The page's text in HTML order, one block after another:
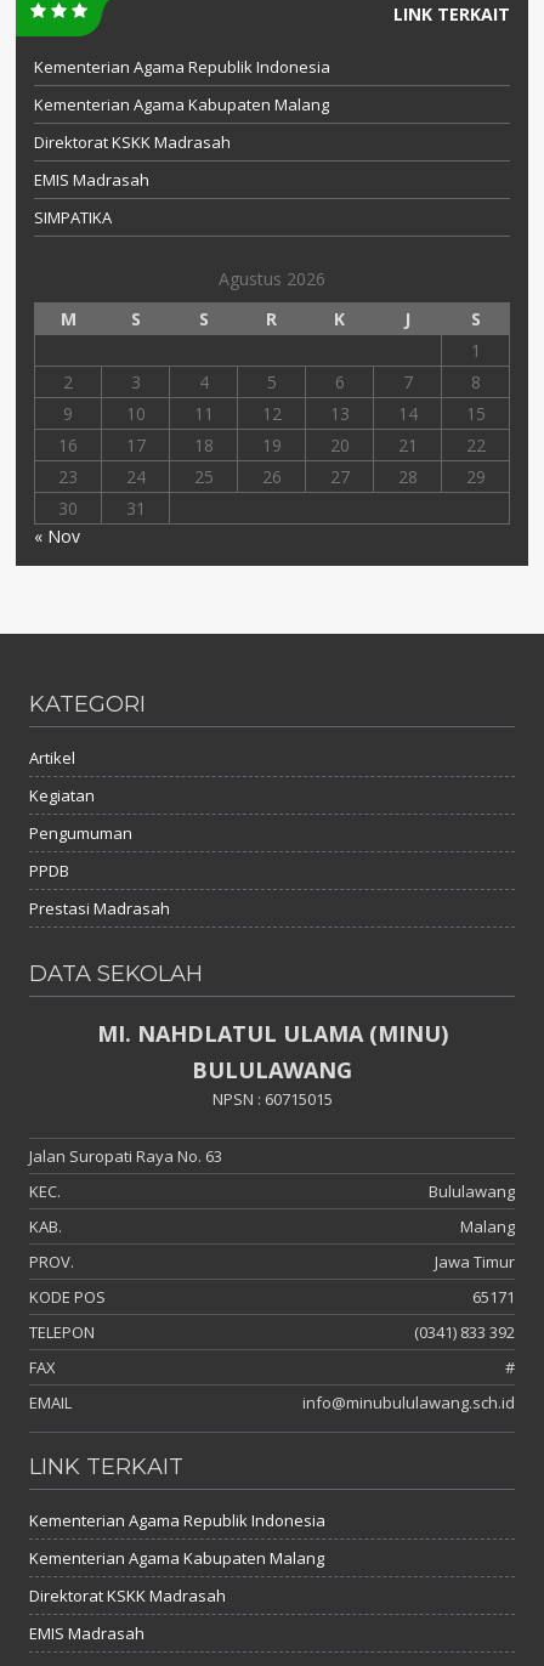
LINK TERKAIT
Kementerian Agama Republik Indonesia
Kementerian Agama Kabupaten Malang
Direktorat KSKK Madrasah
EMIS Madrasah
SIMPATIKA
Agustus 2026
M
S S R K J
S
1
2
3 4 5 6 7
8
9
10 11 12 13 14
15
16
17 18 19 20 21
22
23
24 25 26 27 28
29
30
31
« Nov
KATEGORI
Artikel
Kegiatan
Pengumuman
PPDB
Prestasi Madrasah
DATA SEKOLAH
MI. NAHDLATUL ULAMA (MINU)
BULULAWANG
NPSN : 60715015
Jalan Suropati Raya No. 63
KEC.
Bululawang
KAB.
Malang
PROV.
Jawa Timur
KODE POS
65171
TELEPON
(0341) 833 392
FAX
#
EMAIL
info@minubululawang.sch.id
LINK TERKAIT
Kementerian Agama Republik Indonesia
Kementerian Agama Kabupaten Malang
Direktorat KSKK Madrasah
EMIS Madrasah